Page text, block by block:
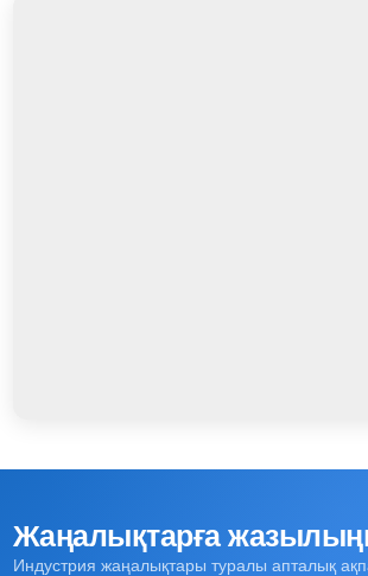
Жаңалықтарға
Индустрия жаңалықтары туралы апталық